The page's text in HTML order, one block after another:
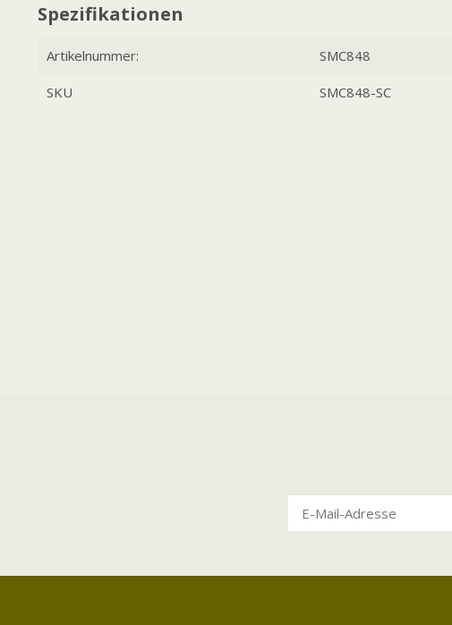
Spezifikationen
Artikelnummer: SMC848
SKU SMC848-SC